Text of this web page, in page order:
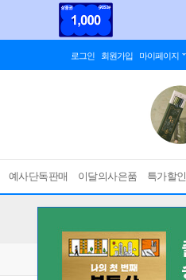
로그인 회원가입 마이페이지
예사단독판매 이달의사은품 특가할인